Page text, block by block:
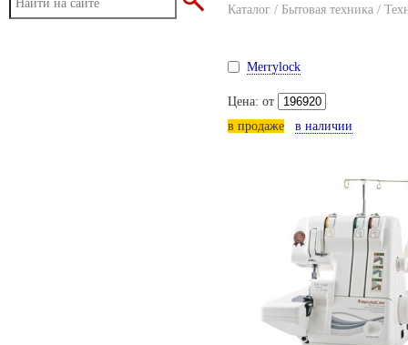
Каталог / Бытовая техника /
Merrylock
Цена: от
в продаже
в наличии